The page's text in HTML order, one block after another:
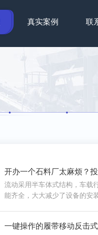
真实案例 联
流动采用半车体式结构，车载
能齐全，大大减少了设备的安
一键操作的履带移动反击